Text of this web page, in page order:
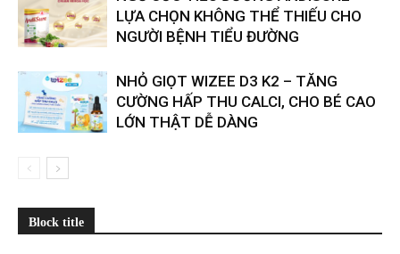
LỰA CHỌN KHÔNG THỂ THIẾU CHO
NGƯỜI BỆNH TIỂU ĐƯỜNG
NHỎ GIỌT WIZEE D3 K2 – TĂNG
CƯỜNG HẤP THU CALCI, CHO BÉ CAO
LỚN THẬT DỄ DÀNG
Block title